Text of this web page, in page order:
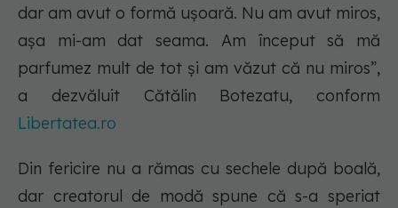
dar am avut o formă ușoară. Nu am avut miros,
așa mi-am dat seama. Am început să mă
parfumez mult de tot și am văzut că nu miros”,
a dezvăluit Cătălin Botezatu, conform
Libertatea.ro
Din fericire nu a rămas cu sechele după boală,
dar creatorul de modă spune că s-a speriat